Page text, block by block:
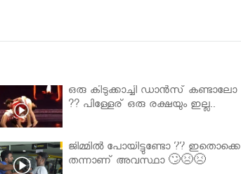
ഒരു കിടുക്കാച്ചി ഡാൻസ് കണ്ടാലോ
?? പിള്ളേര് ഒരു രക്ഷയും ഇല്ല..
ജിമ്മിൽ പോയിട്ടുണ്ടോ ?? ഇതൊക്കെ
തന്നാണ് അവസ്ഥാ 🙄😣😣